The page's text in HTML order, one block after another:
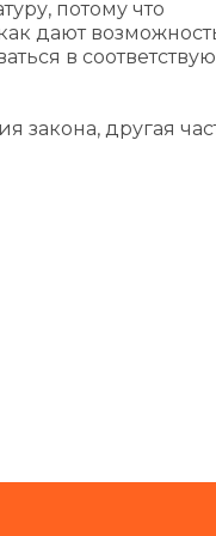
потому что
дают
в
закона, другая